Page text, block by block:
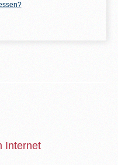
Internet